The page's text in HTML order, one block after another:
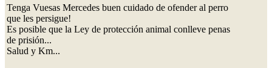
Tenga Vuesas Mercedes buen cuidado de ofender al perro
que les persigue!
Es posible que la Ley de protección animal conlleve penas
de prisión...
Salud y Km...